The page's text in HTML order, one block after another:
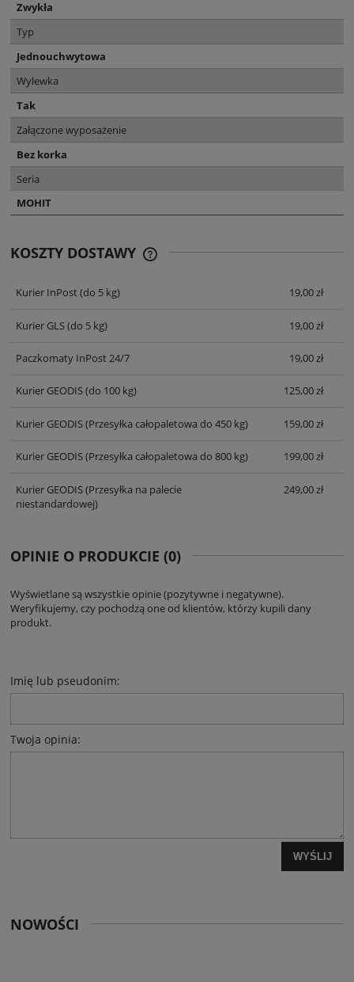
Zwykła
Typ
Jednouchwytowa
Wylewka
Tak
Załączone wyposażenie
Bez korka
Seria
MOHIT
KOSZTY DOSTAWY
Kurier InPost(do 5 kg) 19,00 zł
Kurier GLS(do 5 kg) 19,00 zł
Paczkomaty InPost 24/7 19,00 zł
Kurier GEODIS(do 100 kg) 125,00 zł
Kurier GEODIS(Przesyłka całopaletowa do 450 kg) 159,00 zł
Kurier GEODIS(Przesyłka całopaletowa do 800 kg) 199,00 zł
Kurier GEODIS(Przesyłka na palecie
niestandardowej)
249,00 zł
OPINIE O PRODUKCIE (0)
Wyświetlane są wszystkie opinie (pozytywne i negatywne).
Weryfikujemy, czy pochodzą one od klientów, którzy kupili dany
produkt.
Imię lub pseudonim:
Twoja opinia:
WYŚLIJ
NOWOŚCI